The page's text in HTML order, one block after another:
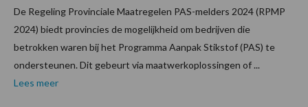
De Regeling Provinciale Maatregelen PAS-melders 2024 (RPMP
2024) biedt provincies de mogelijkheid om bedrijven die
betrokken waren bij het Programma Aanpak Stikstof (PAS) te
ondersteunen. Dit gebeurt via maatwerkoplossingen of ...
Lees meer